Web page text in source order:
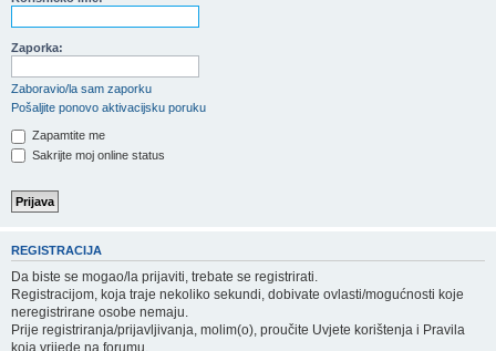
Zaporka:
Zaboravio/la sam zaporku
Pošaljite ponovo aktivacijsku poruku
Zapamtite me
Sakrijte moj online status
REGISTRACIJA
Da biste se mogao/la prijaviti, trebate se registrirati.
Registracijom, koja traje nekoliko sekundi, dobivate ovlasti/mogućnosti koje
neregistrirane osobe nemaju.
Prije registriranja/prijavljivanja, molim(o), proučite Uvjete korištenja i Pravila
koja vrijede na forumu.